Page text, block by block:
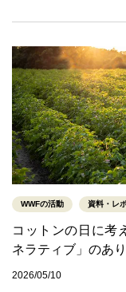
WWFの活動 資料・レ
コットンの日に
ネラティブ」のあ
2026/05/10